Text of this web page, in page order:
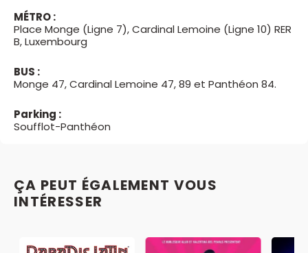
MÉTRO :
Place Monge (Ligne 7), Cardinal Lemoine (Ligne 10) RER
B, Luxembourg
BUS :
Monge 47, Cardinal Lemoine 47, 89 et Panthéon 84.
Parking :
Soufflot-Panthéon
ÇA PEUT ÉGALEMENT VOUS
INTÉRESSER